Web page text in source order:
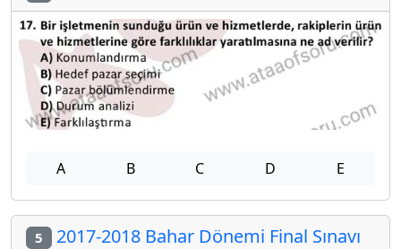
A B C D E
5 2017-2018 Bahar Dönemi Final Sınavı